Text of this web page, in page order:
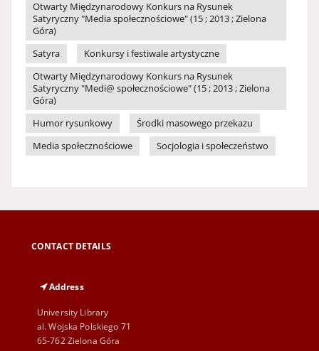
Otwarty Międzynarodowy Konkurs na Rysunek
Satyryczny "Media społecznościowe" (15 ; 2013 ; Zielona
Góra)
Satyra
Konkursy i festiwale artystyczne
Otwarty Międzynarodowy Konkurs na Rysunek
Satyryczny "Medi@ społecznościowe" (15 ; 2013 ; Zielona
Góra)
Humor rysunkowy
Środki masowego przekazu
Media społecznościowe
Socjologia i społeczeństwo
CONTACT DETAILS
Address
University Library
al. Wojska Polskiego 71
65-762 Zielona Góra